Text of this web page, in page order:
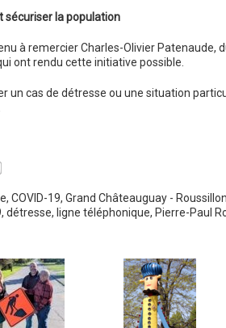
sécuriser la population
à remercier Charles-Olivier Patenaude,
ont rendu cette initiative possible.
un cas de détresse ou une situation
, COVID-19, Grand Châteauguay - Roussillon
, détresse, ligne téléphonique, Pierre-Paul